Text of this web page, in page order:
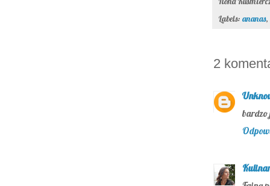
Labels: ananas,
2